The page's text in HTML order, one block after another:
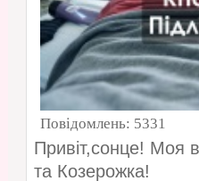
Повідомлень: 5331
Привіт,сонце! Моя
та Козерожка!